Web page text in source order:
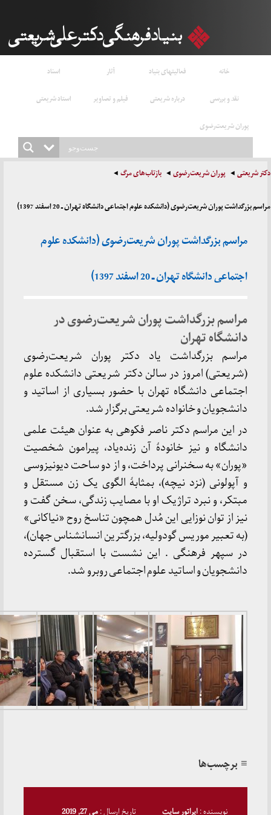
فعالیتهای بنیاد
نقد و بررسی
درباره شریعتی فیلم و تصاویر
استاد شریعتی
پوران شریعت‌رضوی
پوران شریعت‌رضوی بازتاب‌های مرگ
پوران شریعت‌رضوی (دانشکده علوم اجتماعی دانشگاه تهران ـ 20 اسفند 1397)
مراسم بزرگداشت پوران شریعت‌رضوی (دانشکده علوم
اجتماعی دانشگاه تهران ـ 20 اسفند 1397)
مراسم بزرگداشت پوران شریعت‌رضوی در
دانشگاه تهران
مراسم بزرگداشت یاد دکتر پوران شریعت‌رضوی
(شریعتی) امروز در سالن دکتر شریعتی دانشکده علوم
اجتماعی دانشگاه تهران با حضور بسیاری از اساتید و
دانشجویان و خانواده شریعتی برگزار شد.
در این مراسم دکتر ناصر فکوهی به عنوان هیئت علمی
دانشگاه و نیز خانودهٔ آن زنده‌یاد، پیرامون شخصیت
«پوران» به سخنرانی پرداخت، و از دو ساحت دیونیزوسی
و آپولونی (نزد نیچه)، بمثابهٔ الگوی یک زن مستقل و
مبتکر، و نبرد تراژیک او با مصايب زندگی، سخن گفت و
نیز از توان نوزایی این مُدل همچون تناسخ روح «نیاکانی»
(به تعبیر موریس گودولیه، بزرگترین انسانشناس جهان)،
در سپهر فرهنگی . این نشست با استقبال گسترده
دانشجویان و اساتید علوم اجتماعی روبرو شد.
≡ برچسب‌ها
نویسنده :اپراتور سایت تاریخ ارسال :می 27, 2019